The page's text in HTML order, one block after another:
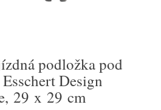
podložka pod
Design
29 x 29 cm